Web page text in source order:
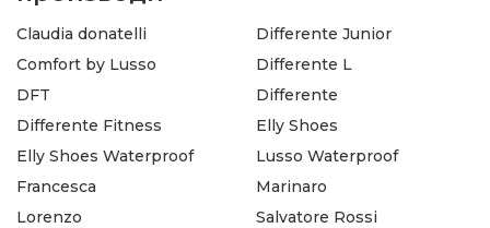
Claudia donatelli
Comfort by Lusso
DFT
Differente Fitness
Differente Junior
Differente L
Differente
Elly Shoes
Elly Shoes Waterproof
Francesca
Lorenzo
Lusso Waterproof
Marinaro
Salvatore Rossi